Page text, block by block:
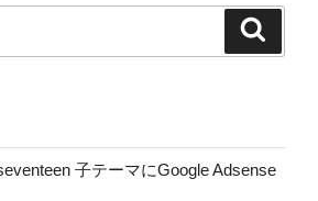
子テーマにGoogle Adsense